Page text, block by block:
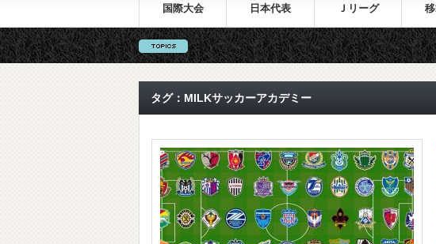
国際大会 日本代表 Ｊリーグ
タグ：MILKサッカーアカデミー